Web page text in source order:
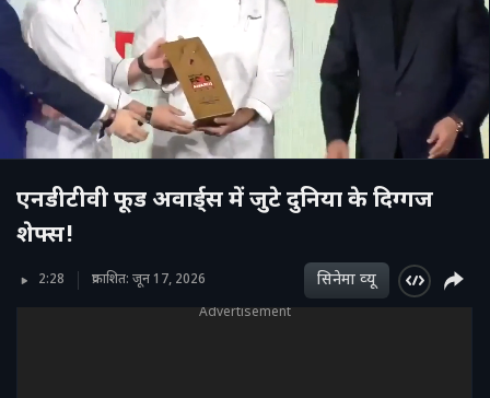
एनडीटीवी फूड अवार्ड्स में जुटे दुनिया के दिग्गज
शेफ्स!
2:28 प्रकाशित: जून 17, 2026 सिनेमा व्‍यू
Advertisement